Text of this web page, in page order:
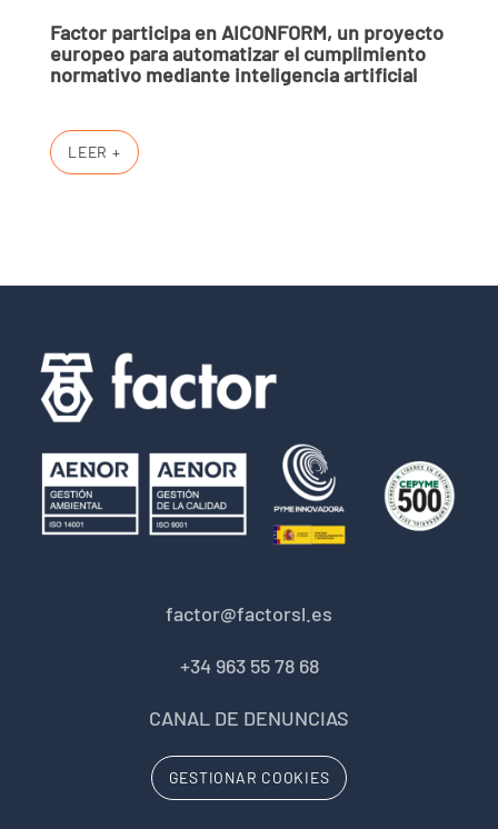
Factor participa en AICONFORM, un proyecto
europeo para automatizar el cumplimiento
normativo mediante inteligencia artificial
LEER +
factor@factorsl.es
+34 963 55 78 68
CANAL DE DENUNCIAS
GESTIONAR COOKIES